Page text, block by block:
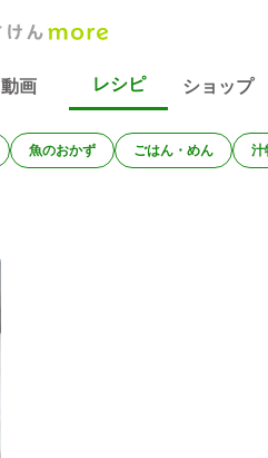
動画 レシピ ショップ
魚のおかず ごはん・めん 汁